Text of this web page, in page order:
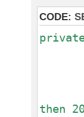
CODE:
then